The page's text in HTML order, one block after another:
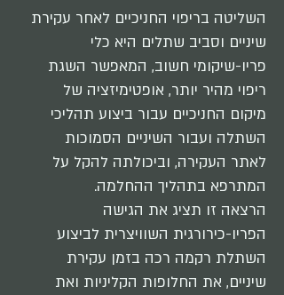
השליטה בריפוי החניכיים לאחר עקירת
שיניים וסביב שתלים היא כלי
פריו-שיקומי חשוב, המאפשר השגת
ריפוי מהיר יותר, אופטימיזציה של
מיקום החניכיים עבור ביצוע תהליכי
השתלה ועבור השיניים הסמוכות
לאתר העקירה, וביכולתה להקל על
המתרפא בתהליך ההחלמה.
הרצאה זו תציג את הגישה
הפריו-כירורגית השוויצרית לביצוע
השתלת רקמה רכה בזמן עקירת
שיניים, את החלופות הקליניות ואת